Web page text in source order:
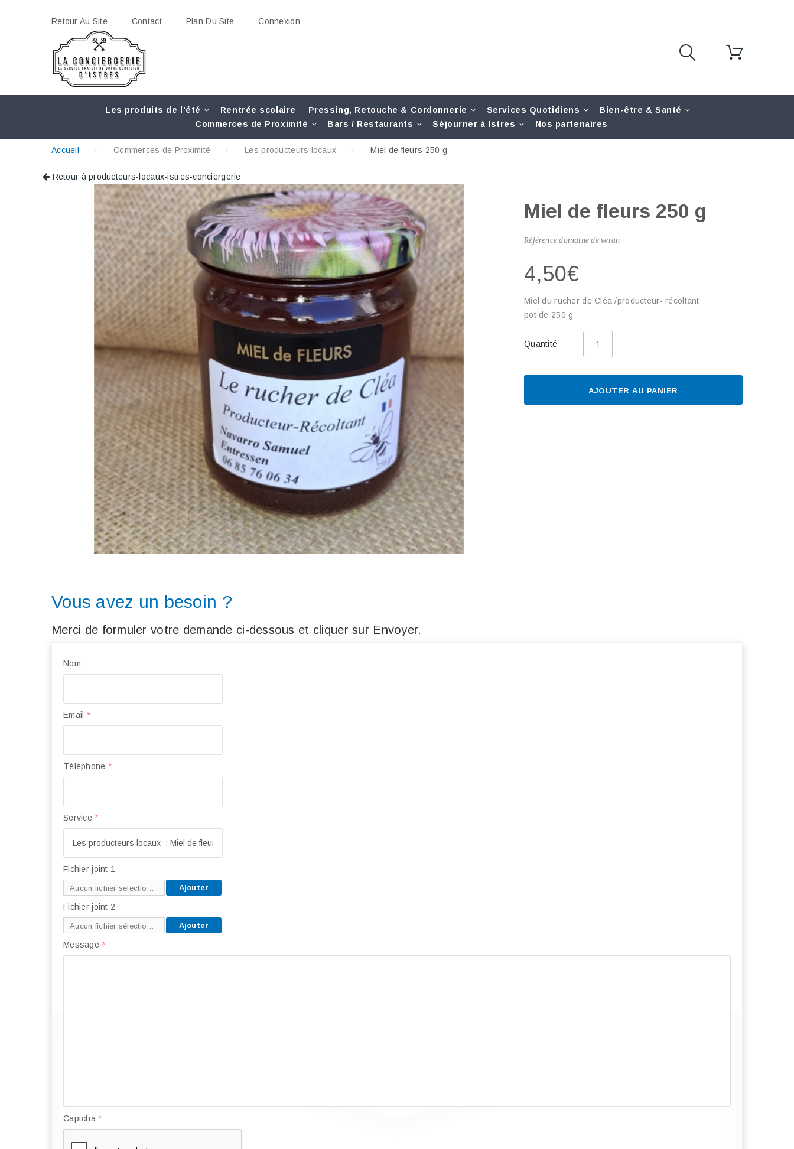
Retour Au Site Contact Plan Du Site Connexion
Les produits de l'été Rentrée scolaire Pressing, Retouche & Cordonnerie Services Quotidiens
Bien-être & Santé
Commerces de Proximité
Bars / Restaurants Séjourner à Istres Nos partenaires
Accueil Commerces de Proximité Les producteurs locaux Miel de fleurs 250 g
Retour à producteurs-locaux-istres-conciergerie
Miel de fleurs 250 g
Référence domaine de veran
4,50€
Miel du rucher de Cléa /producteur- récoltant
pot de 250 g
Quantité
AJOUTER AU PANIER
Vous avez un besoin ?
Merci de formuler votre demande ci-dessous et cliquer sur Envoyer.
Nom
Email *
Téléphone *
Service *
Fichier joint 1
Aucun fichier sélectionné Ajouter
Fichier joint 2
Aucun fichier sélectionné Ajouter
Message *
Captcha *